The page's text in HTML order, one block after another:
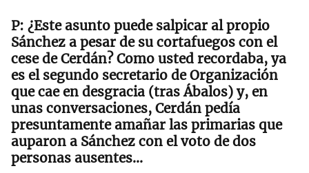
¿Este asunto puede salpicar al propio
Sánchez a pesar de su cortafuegos con el
cese de Cerdán? Como usted recordaba, ya
es el segundo secretario de Organización
que cae en desgracia (tras Ábalos) y, en
unas conversaciones, Cerdán pedía
presuntamente amañar las primarias que
auparon a Sánchez con el voto de dos
personas ausentes…